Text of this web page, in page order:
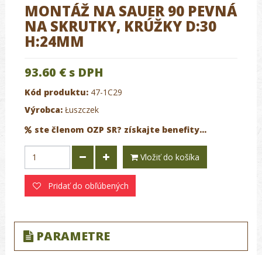
MONTÁŽ NA SAUER 90 PEVNÁ
NA SKRUTKY, KRÚŽKY D:30
H:24MM
93.60 € s DPH
Kód produktu: 47-1C29
Výrobca: Łuszczek
ste členom OZP SR? získajte benefity...
Vložiť do košíka
Pridať do obľúbených
PARAMETRE